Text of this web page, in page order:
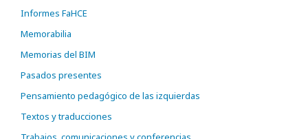
Informes FaHCE
Memorabilia
Memorias del BIM
Pasados presentes
Pensamiento pedagógico de las izquierdas
Textos y traducciones